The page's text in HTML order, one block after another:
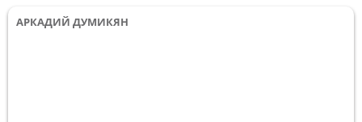
АРКАДИЙ ДУМИКЯН